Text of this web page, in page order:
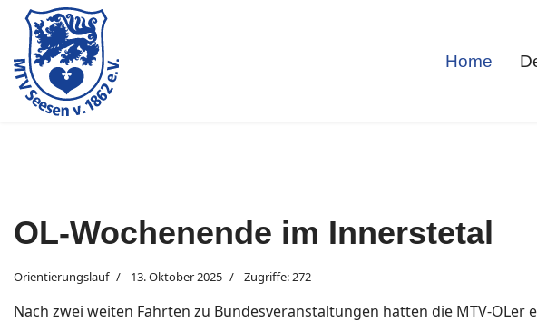
Home
OL-Wochenende im Innerstetal
Orientierungslauf 13. Oktober 2025 Zugriffe: 272
Nach zwei weiten Fahrten zu Bundesveranstaltungen hatten die MTV-